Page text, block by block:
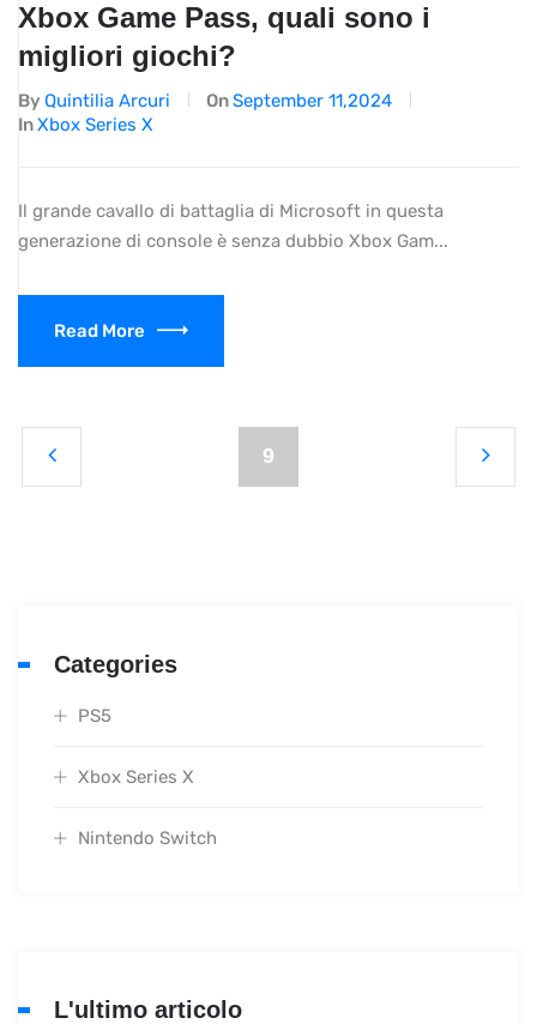
Xbox Game Pass, quali sono i
migliori giochi?
By Quintilia Arcuri OnSeptember 11,2024
InXbox Series X
Il grande cavallo di battaglia di Microsoft in questa
generazione di console è senza dubbio Xbox Gam...
Read More
9
Categories
PS5
Xbox Series X
Nintendo Switch
L'ultimo articolo